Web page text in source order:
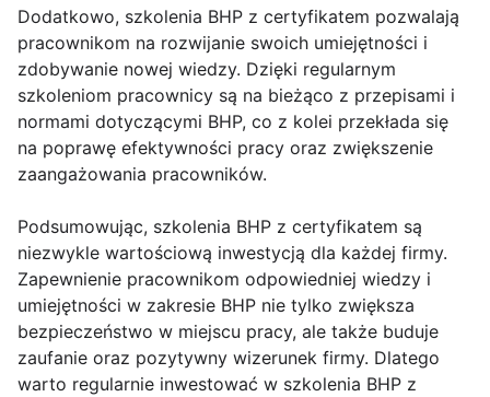
Dodatkowo, szkolenia BHP z certyfikatem pozwalają
pracownikom na rozwijanie swoich umiejętności i
zdobywanie nowej wiedzy. Dzięki regularnym
szkoleniom pracownicy są na bieżąco z przepisami i
normami dotyczącymi BHP, co z kolei przekłada się
na poprawę efektywności pracy oraz zwiększenie
zaangażowania pracowników.
Podsumowując, szkolenia BHP z certyfikatem są
niezwykle wartościową inwestycją dla każdej firmy.
Zapewnienie pracownikom odpowiedniej wiedzy i
umiejętności w zakresie BHP nie tylko zwiększa
bezpieczeństwo w miejscu pracy, ale także buduje
zaufanie oraz pozytywny wizerunek firmy. Dlatego
warto regularnie inwestować w szkolenia BHP z